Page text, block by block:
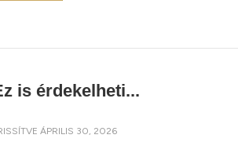
is érdekelheti...
ÁPRILIS 30, 2026